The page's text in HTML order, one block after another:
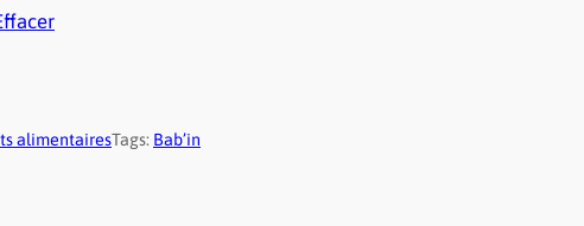
e
e
alimentairesTags: Bab’in